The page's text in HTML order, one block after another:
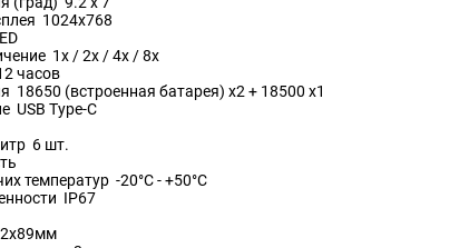
1024x768
1x / 2x / 4x / 8x
часов
18650 (встроенная батарея) x2 + 18500 x1
USB Type-C
6 шт.
температур -20°C - +50°C
IP67